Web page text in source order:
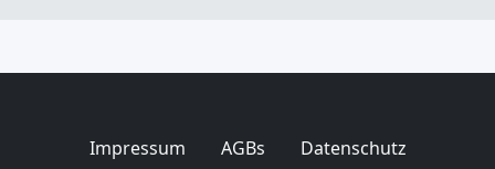
Impressum AGBs Datenschutz